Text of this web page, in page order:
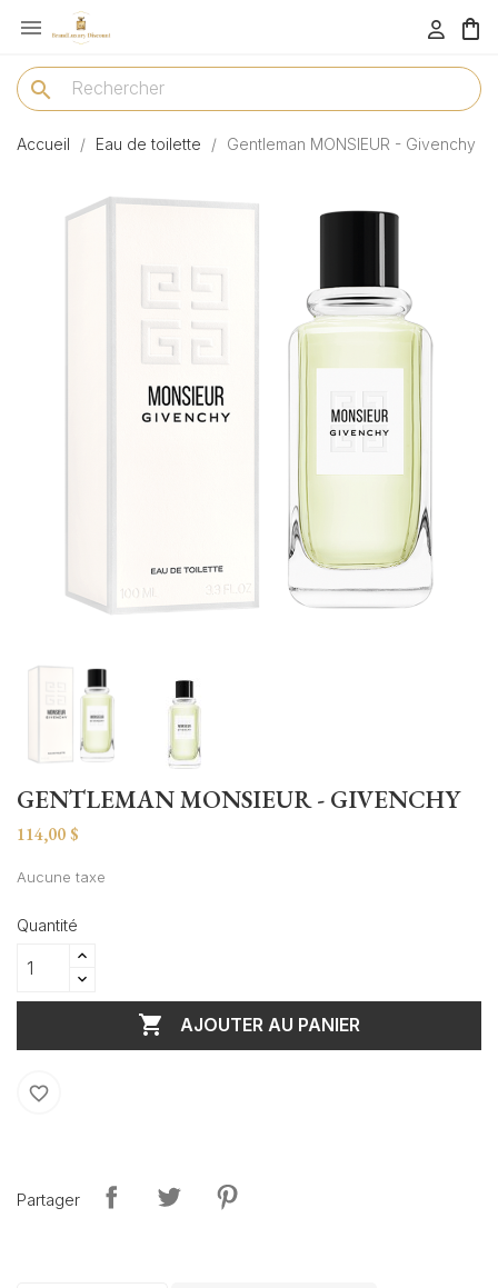
menu 
search
Accueil Eau de toilette Gentleman MONSIEUR - Givenchy
GENTLEMAN MONSIEUR - GIVENCHY
114,00 $
Aucune taxe
Quantité
 AJOUTER AU PANIER
favorite_border
Partager